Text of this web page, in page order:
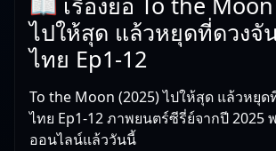
ไปให้สุด แล้วหยุดที่ดวงจั
ไทย Ep1-12
To the Moon (2025) ไปให้สุด แล้วหยุ
ไทย Ep1-12 ภาพยนตร์ซีรี่ย์จากปี 2025
ออนไลน์แล้ววันนี้